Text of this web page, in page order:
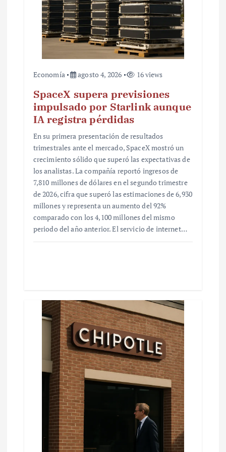
Economía agosto 4, 2026 16 views
SpaceX supera previsiones
impulsado por Starlink aunque
IA registra pérdidas
En su primera presentación de resultados
trimestrales ante el mercado, SpaceX mostró un
crecimiento sólido que superó las expectativas de
los analistas. La compañía reportó ingresos de
7,810 millones de dólares en el segundo trimestre
de 2026, cifra que superó las estimaciones de 6,930
millones y representa un aumento del 92%
comparado con los 4,100 millones del mismo
periodo del año anterior. El servicio de internet…